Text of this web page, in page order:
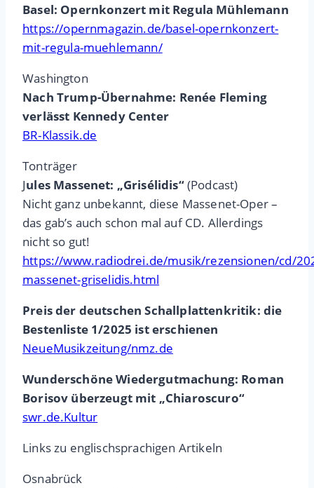
Basel: Opernkonzert mit Regula Mühlemann
https://opernmagazin.de/basel-opernkonzert-
mit-regula-muehlemann/
Washington
Nach Trump-Übernahme: Renée Fleming
verlässt Kennedy Center
BR-Klassik.de
Tonträger
Jules Massenet: „Grisélidis“(Podcast)
Nicht ganz unbekannt, diese Massenet-Oper –
das gab’s auch schon mal auf CD. Allerdings
nicht so gut!
https://www.radiodrei.de/musik/rezensionen/cd/
massenet-griselidis.html
Preis der deutschen Schallplattenkritik: die
Bestenliste 1/2025 ist erschienen
NeueMusikzeitung/nmz.de
Wunderschöne Wiedergutmachung: Roman
Borisov überzeugt mit „Chiaroscuro“
swr.de.Kultur
Links zu englischsprachigen Artikeln
Osnabrück